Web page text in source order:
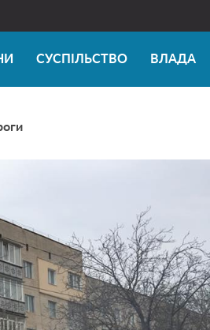
СУСПІЛЬСТВО ВЛАДА